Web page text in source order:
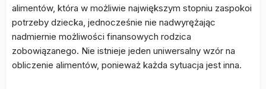
alimentów, która w możliwie największym stopniu zaspokoi
potrzeby dziecka, jednocześnie nie nadwyrężając
nadmiernie możliwości finansowych rodzica
zobowiązanego. Nie istnieje jeden uniwersalny wzór na
obliczenie alimentów, ponieważ każda sytuacja jest inna.